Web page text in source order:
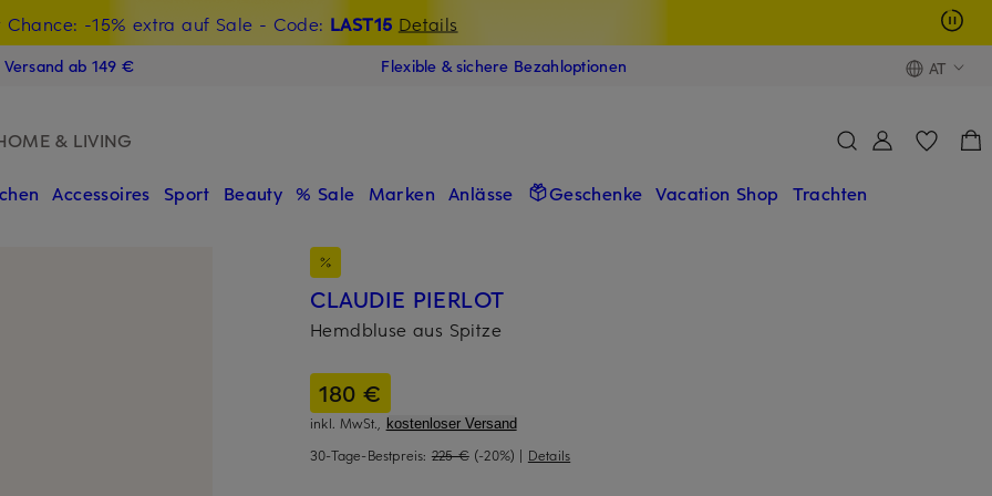
Chance: -15% extra auf Sale - Code: LAST15 Details
Willkommensgutschein mit Beyond sichern
ab 149 € Flexible & sichere Bezahloptionen AT
& LIVING
Accessoires Sport Beauty % Sale Marken Anlässe Geschenke Vacation Shop Trachten
CLAUDIE PIERLOT
Hemdbluse aus Spitze
180 €
inkl. MwSt., kostenloser Versand
30-Tage-Bestpreis: 225 € (-20%) | Details